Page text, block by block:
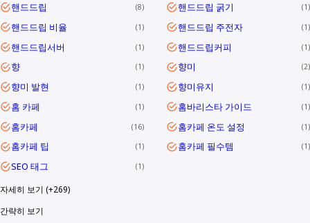
핸드드립 8 핸드드립 굵기 1
핸드드립 비율 1 핸드드립 주전자 1
핸드드립서버 1 핸드드립커피 1
향 1 향미 2
향미 발현 1 향미유지 1
홈 카페 1 홈바리스타 가이드 1
홈카페 16 홈카페 온도 설정 1
홈카페 팁 1 홈카페 필수템 1
SEO 태그 1
자세히 보기 (+269)
간략히 보기